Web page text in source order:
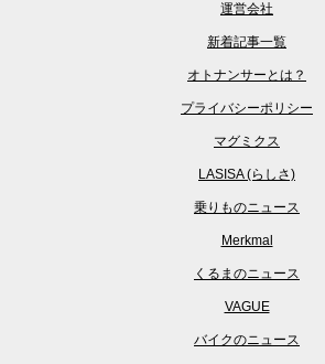
運営会社
新着記事一覧
オトナンサーとは？
プライバシーポリシー
マグミクス
LASISA (らしさ)
乗りものニュース
Merkmal
くるまのニュース
VAGUE
バイクのニュース